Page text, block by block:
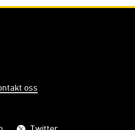
oss
Twitter